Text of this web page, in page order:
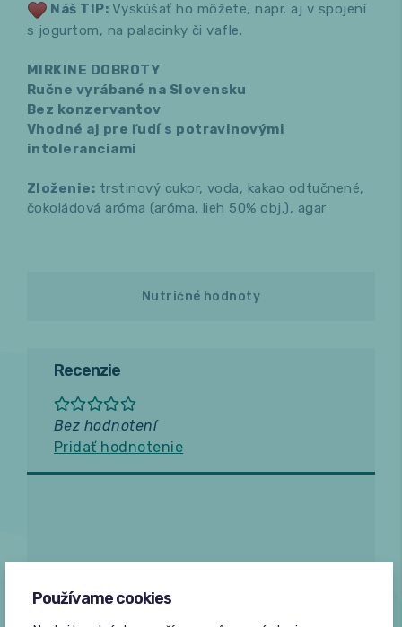
Náš TIP: Vyskúšať ho môžete, napr. aj v spojení
s jogurtom, na palacinky či vafle.
MIRKINE DOBROTY
Ručne vyrábané na Slovensku
Bez konzervantov
Vhodné aj pre ľudí s potravinovými
intoleranciami
Zloženie: trstinový cukor, voda, kakao odtučnené,
čokoládová aróma (aróma, lieh 50% obj.), agar
Nutričné hodnoty
Recenzie
Bez hodnotení
Pridať hodnotenie
Žiadne hodnotenia
Používame cookies